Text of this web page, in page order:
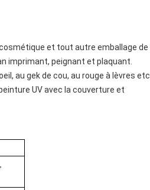
et tout autre emballage de
imprimant, peignant et plaquant.
au gek de cou, au rouge à lèvres etc.
UV avec la couverture et